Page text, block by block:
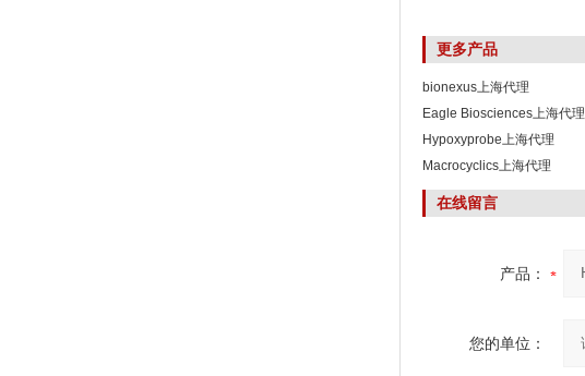
更多产品
bionexus上海代理
Eagle Biosciences上海代理
Hypoxyprobe上海代理
Macrocyclics上海代理
在线留言
产品：
您的单位：